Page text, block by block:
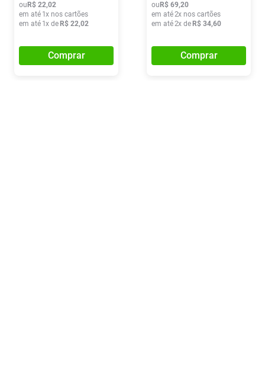
ou R$ 22,02
em até 1x nos cartões
em até 1x de R$ 22,02
Comprar
ou R$ 69,20
em até2x nos cartões
em até2x de R$ 34,60
Comprar